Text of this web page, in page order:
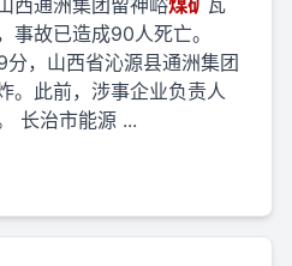
西通洲集团留神峪煤矿瓦
事故已造成90人死亡。
，山西省沁源县通洲集团
。此前，涉事企业负责人
长治市能源 ...